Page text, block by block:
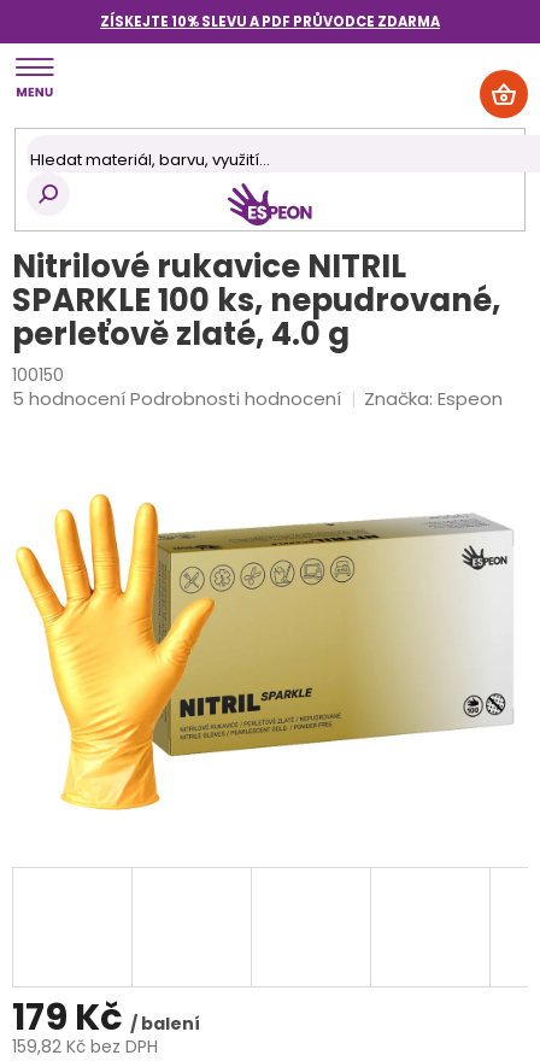
obsah
ZÍSKEJTE 10% SLEVU A PDF PRŮVODCE ZDARMA
Nitrilové rukavice NITRIL
SPARKLE 100 ks, nepudrované,
perleťově zlaté, 4.0 g
100150
Průměrné
5
hvězdiček.
5 hodnoceníPodrobnosti hodnocení Značka:Espeon
179 Kč / balení
159,82 Kč bez DPH